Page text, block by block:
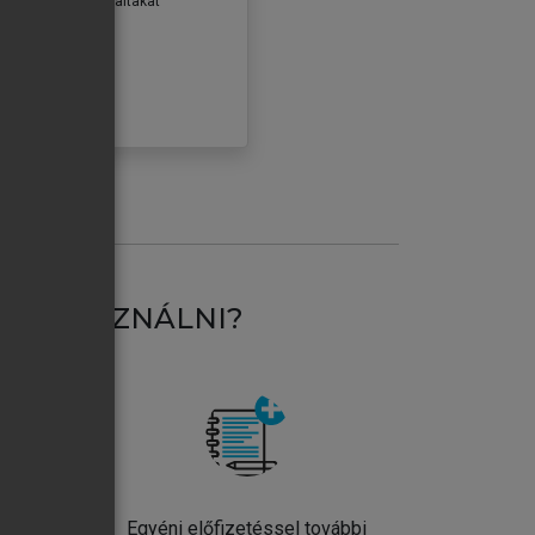
HASZNÁLNI?
Egyéni előfizetéssel további